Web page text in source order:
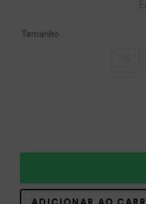
Tamanho